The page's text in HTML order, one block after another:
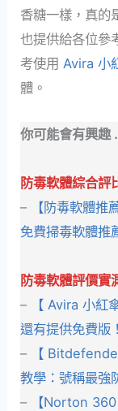
香糖一樣，真的
也提供給各位參
考使用Avira 小
體。
你可能會有興趣
防毒軟體綜合評
–
【防毒軟體
免費掃毒軟體推
防毒軟體評價實
–
【 Avira 小紅
還有提供免費版！
–
【
教學：號稱最強
–
【Norton